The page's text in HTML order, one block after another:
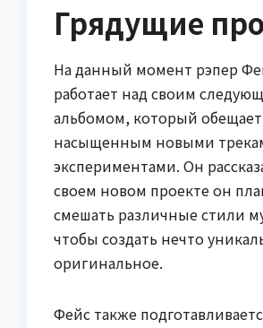
Грядущие
На данный момент рэпер
работает над своим
альбомом, который
насыщенным новыми
экспериментами. Он
своем новом проекте он
смешать различные стили
чтобы создать нечто
оригинальное.
Фейс также